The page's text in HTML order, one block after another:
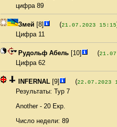
цифра 89
Змей [8] (21.07.2023 15:15
Цифра 11
Рудольф Абель[10] (
Цифра 62
INFERNAL[9] (22.07.2023
Результаты: Тур 7
Another - 20 Екр.
Число недели: 89